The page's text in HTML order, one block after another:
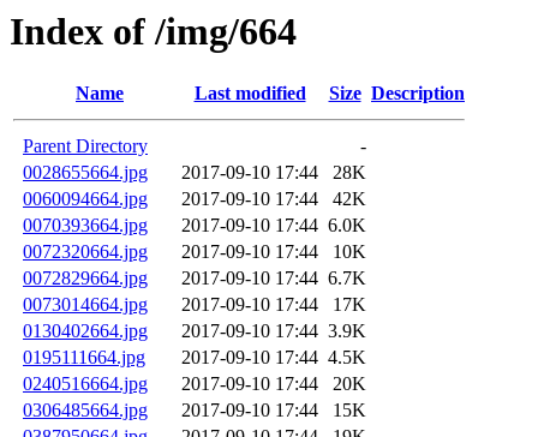
Index of /img/664
Name Last modified Size Description
Parent Directory
-
0028655664.jpg
2017-09-10 17:44
28K
0060094664.jpg
2017-09-10 17:44
42K
0070393664.jpg
2017-09-10 17:44 6.0K
0072320664.jpg
2017-09-10 17:44
10K
0072829664.jpg
2017-09-10 17:44 6.7K
0073014664.jpg
2017-09-10 17:44
17K
0130402664.jpg
2017-09-10 17:44 3.9K
0195111664.jpg
2017-09-10 17:44 4.5K
0240516664.jpg
2017-09-10 17:44
20K
0306485664.jpg
2017-09-10 17:44
15K